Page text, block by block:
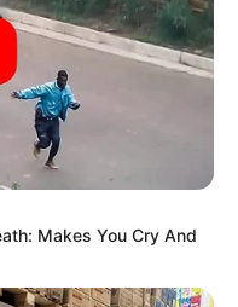
Makes You Cry And